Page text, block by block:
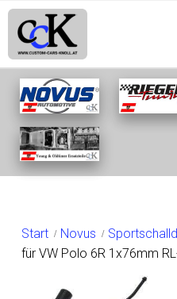
Start Novus
für VW Polo 6R 1x76mm